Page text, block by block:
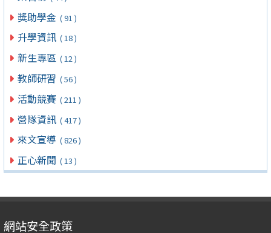
獎助學金 ( 91 )
升學資訊 ( 18 )
新生專區 ( 12 )
教師研習 ( 56 )
活動競賽 ( 211 )
營隊資訊 ( 417 )
來文宣導 ( 826 )
正心新聞 ( 13 )
網站安全政策